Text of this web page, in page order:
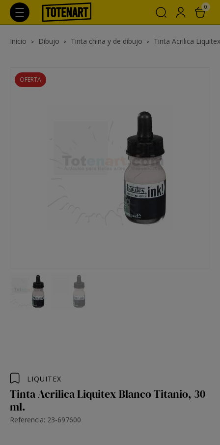
0
Inicio Dibujo Tinta china y de dibujo Tinta Acrilica Liquitex
OFERTA
LIQUITEX
Tinta Acrilica Liquitex Blanco Titanio, 30
ml.
Referencia: 23-697600